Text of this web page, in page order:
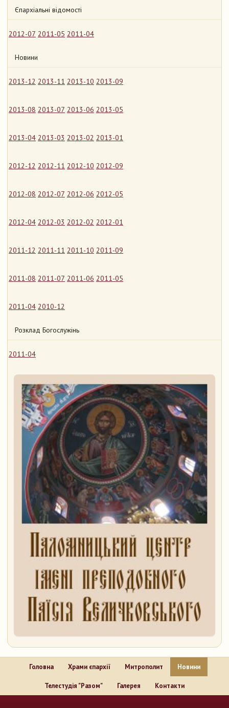
Єпархіальні відомості
2012-07 2011-05 2011-04
Новини
2013-12 2013-11 2013-10 2013-09
2013-08 2013-07 2013-06 2013-05
2013-04 2013-03 2013-02 2013-01
2012-12 2012-11 2012-10 2012-09
2012-08 2012-07 2012-06 2012-05
2012-04 2012-03 2012-02 2012-01
2011-12 2011-11 2011-10 2011-09
2011-08 2011-07 2011-06 2011-05
2011-04 2010-12
Розклад Богослужінь
2011-04
Головна Храми єпархії Митрополит Новини
Телестудія "Разом" Галерея Контакти